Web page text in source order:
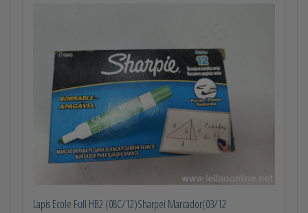
Lapis Ecole Full HB2 (08C/12)Sharpei Marcador(03/12